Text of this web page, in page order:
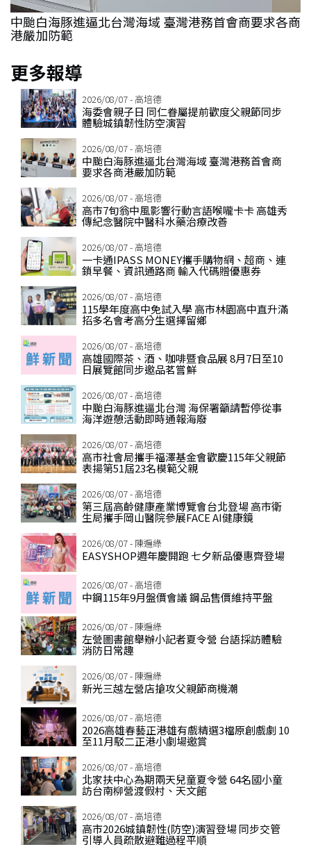
中颱白海豚進逼北台灣海域 臺灣港務首會商要求各商
港嚴加防範
更多報導
2026/08/07 - 高培德
海委會親子日 同仁眷屬提前歡度父親節同步
體驗城鎮韌性防空演習
2026/08/07 - 高培德
中颱白海豚進逼北台灣海域 臺灣港務首會商
要求各商港嚴加防範
2026/08/07 - 高培德
高市7旬翁中風影響行動言語喉嚨卡卡 高雄秀
傳紀念醫院中醫科水藥治療改善
2026/08/07 - 高培德
一卡通IPASS MONEY攜手購物網、超商、連
鎖早餐、資訊通路商 輸入代碼贈優惠券
2026/08/07 - 高培德
115學年度高中免試入學 高市林園高中直升滿
招多名會考高分生選擇留鄉
2026/08/07 - 高培德
高雄國際茶、酒、咖啡暨食品展 8月7日至10
日展覽館同步邀品茗嘗鮮
2026/08/07 - 高培德
中颱白海豚進逼北台灣 海保署籲請暫停從事
海洋遊憩活動即時通報海廢
2026/08/07 - 高培德
高市社會局攜手福澤基金會歡慶115年父親節
表揚第51屆23名模範父親
2026/08/07 - 高培德
第三屆高齡健康產業博覽會台北登場 高市衛
生局攜手岡山醫院參展FACE AI健康鏡
2026/08/07 - 陳遍綠
EASYSHOP週年慶開跑 七夕新品優惠齊登場
2026/08/07 - 高培德
中鋼115年9月盤價會議 鋼品售價維持平盤
2026/08/07 - 陳遍綠
左營圖書館舉辦小記者夏令營 台語採訪體驗
消防日常趣
2026/08/07 - 陳遍綠
新光三越左營店搶攻父親節商機潮
2026/08/07 - 高培德
2026高雄春藝正港雄有戲精選3檔原創戲劇 10
至11月駁二正港小劇場邀賞
2026/08/07 - 高培德
北家扶中心為期兩天兒童夏令營 64名國小童
訪台南柳營渡假村、天文館
2026/08/07 - 高培德
高市2026城鎮韌性(防空)演習登場 同步交管
引導人員疏散避難過程平順